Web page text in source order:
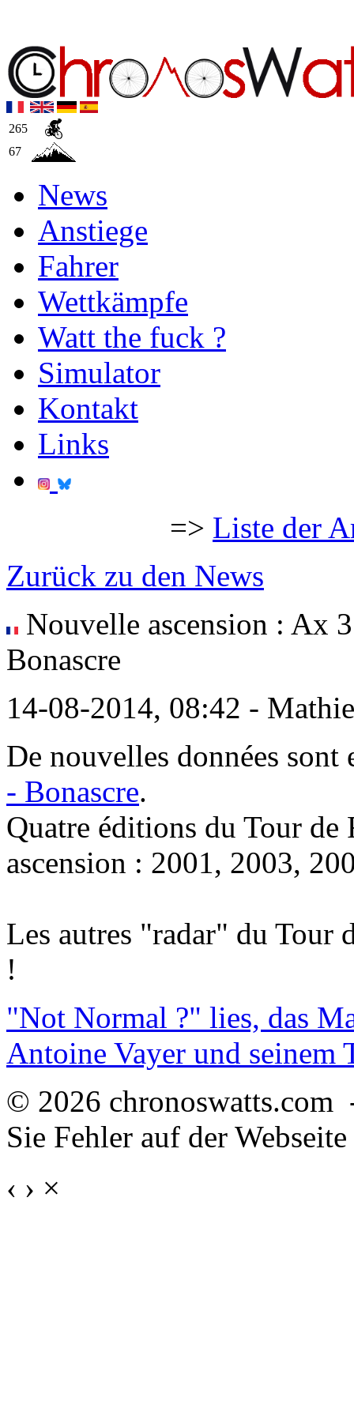
265
67
News
Anstiege
Fahrer
Wettkämpfe
Watt the fuck ?
Simulator
Kontakt
Links
=> Liste der
Zurück zu den News
Nouvelle ascension : Ax
Bonascre
14-08-2014, 08:42 -
De nouvelles données sont
- Bonascre.
Quatre éditions du Tour de
ascension : 2001, 2003,
Les autres "radar" du Tour
!
"Not Normal ?" lies, das
Antoine Vayer und seinem
© 2026
Sie Fehler auf der
‹ › ×